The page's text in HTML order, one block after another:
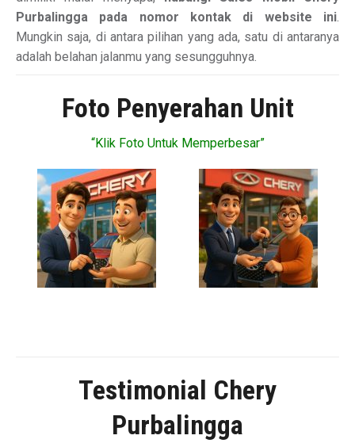
Purbalingga pada nomor kontak di website ini.
Mungkin saja, di antara pilihan yang ada, satu di antaranya
adalah belahan jalanmu yang sesungguhnya.
Foto Penyerahan Unit
“Klik Foto Untuk Memperbesar”
Testimonial Chery
Purbalingga